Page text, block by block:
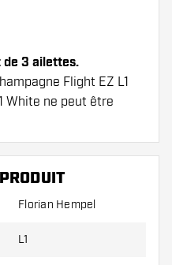
3 ailettes.
Flight EZ L1
White ne peut être
ou tiges en Nylon
nombre d'ailettes
Florian Hempel
L1